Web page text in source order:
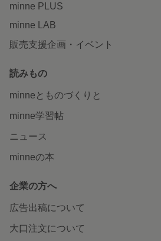
minne PLUS
minne LAB
販売支援企画・イベント
読みもの
minneとものづくりと
minne学習帖
ニュース
minneの本
企業の方へ
広告出稿について
大口注文について